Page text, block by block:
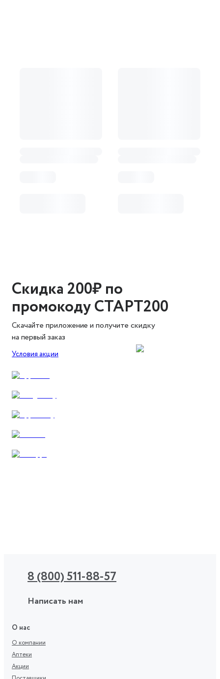
Скидка 200₽ по
промокоду СТАРТ200
Скачайте приложение и получите скидку
на первый заказ
Условия акции
8 (800) 511-88-57
Написать нам
О нас
О компании
Аптеки
Акции